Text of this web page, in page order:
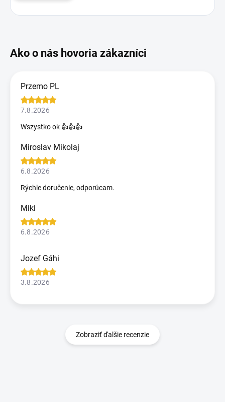
Przemo PL
7.8.2026
Wszystko ok 👍👍👍
Miroslav Mikolaj
6.8.2026
Rýchle doručenie, odporúcam.
Miki
6.8.2026
Jozef Gáhi
3.8.2026
Zobraziť ďalšie recenzie